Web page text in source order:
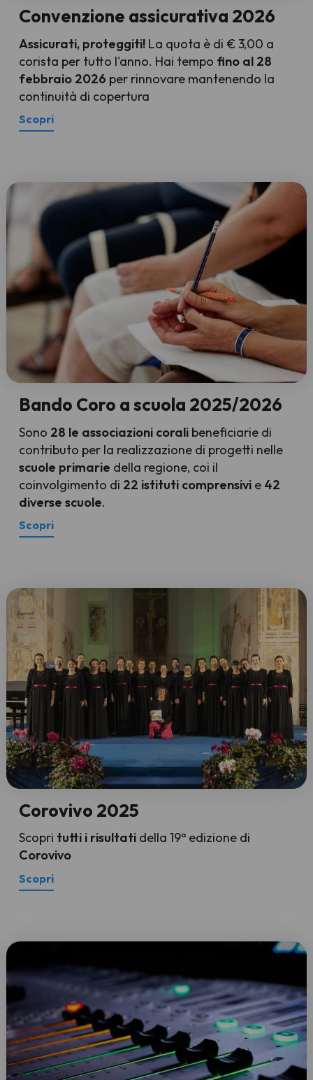
Convenzione assicurativa 2026
Assicurati, proteggiti! La quota è di € 3,00 a
corista per tutto l'anno. Hai tempo fino al 28
febbraio 2026 per rinnovare mantenendo la
continuità di copertura
Scopri
Bando Coro a scuola 2025/2026
Sono 28 le associazioni corali beneficiarie di
contributo per la realizzazione di progetti nelle
scuole primarie della regione, coi il
coinvolgimento di 22 istituti comprensivi e 42
diverse scuole.
Scopri
Corovivo 2025
Scopri tutti i risultati della 19ª edizione di
Corovivo
Scopri